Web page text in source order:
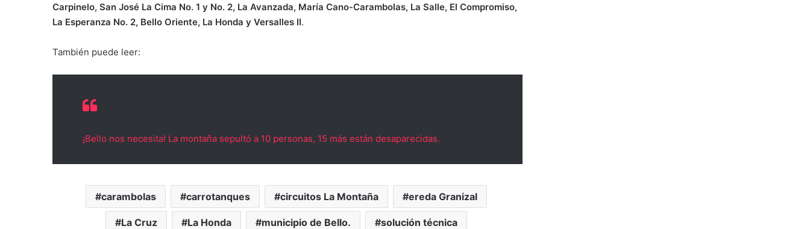
Carpinelo, San José La Cima No. 1 y No. 2, La Avanzada, María Cano-Carambolas, La Salle, El Compromiso,
La Esperanza No. 2, Bello Oriente, La Honda y Versalles II.
También puede leer:
¡Bello nos necesita! La montaña sepultó a 10 personas, 15 más están desaparecidas.
carambolas carrotanques circuitos La Montaña ereda Granizal
La Cruz La Honda municipio de Bello. solución técnica